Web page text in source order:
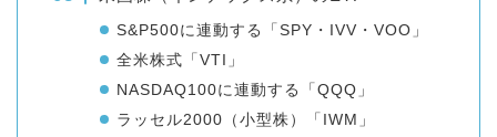
S&P500に連動する「SPY・IVV・VOO」
全米株式「VTI」
NASDAQ100に連動する「QQQ」
ラッセル2000（小型株）「IWM」